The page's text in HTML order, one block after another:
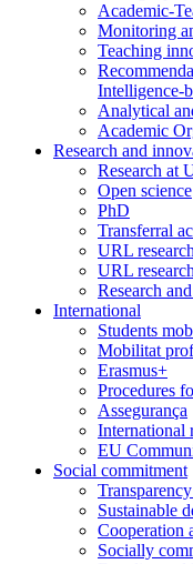
Academic-
Monitoring
Teaching
Intelligence-
Analytical
Academic
Research and
Research at
Open science
PhD
Transferral
URL
URL
Research
International
Students
Mobilitat
Erasmus+
Procedures
Assegurança
International
EU
Social commitment
Sustainable
Cooperation
Socially